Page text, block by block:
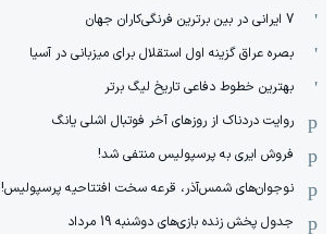
7 ایرانی در بین برترین فرنگی‌کاران جهان
بصره عراق گزینه اول استقلال برای میزبانی در آسیا
بهترین خطوط دفاعی تاریخ لیگ برتر
روایت دردناک از روزهای آخر فوتبال اشلی یانگ
فروش ایری به پرسپولیس منتفی شد!
نوجوان‌های شمس‌آذر، قرعه سخت افتتاحیه پرسپولیس!
جدول پخش زنده بازی‌های دوشنبه 19 مرداد